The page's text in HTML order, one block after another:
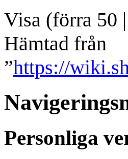
Visa (förra 50 |
Hämtad från
”https://
Personliga